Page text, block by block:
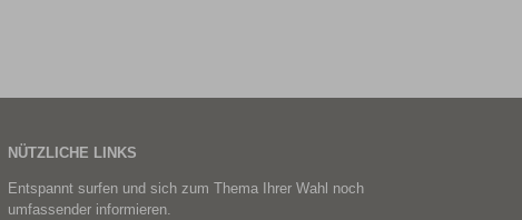
NÜTZLICHE LINKS
Entspannt surfen und sich zum Thema Ihrer Wahl noch
umfassender informieren.